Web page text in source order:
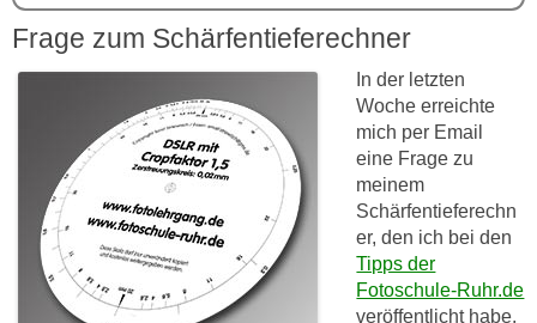
Frage zum Schärfentieferechner
In der letzten
Woche erreichte
mich per Email
eine Frage zu
meinem
Schärfentieferechn
er, den ich bei den
Tipps der
Fotoschule-Ruhr.de
veröffentlicht habe.